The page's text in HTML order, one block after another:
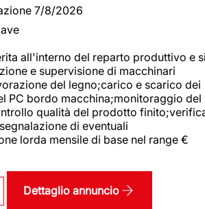
7/8/2026
all'interno del reparto produttivo e
e supervisione di macchinari
del legno;carico e scarico dei
PC bordo macchina;monitoraggio del
qualità del prodotto
di eventuali
lorda mensile di base nel range €
Dettaglio annuncio